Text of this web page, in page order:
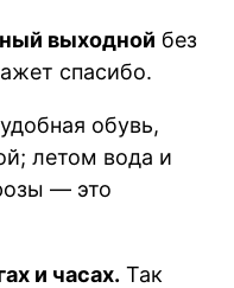
выходной без
спасибо.
удобная обувь,
летом вода и
— это
и часах. Так